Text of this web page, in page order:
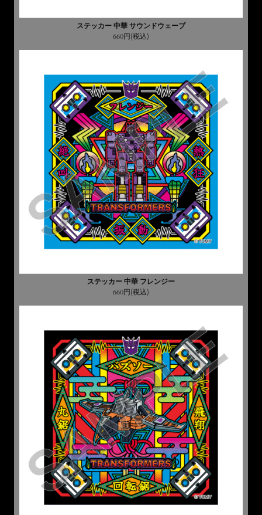
ステッカー 中華 サウンドウェーブ
660円(税込)
ステッカー 中華 フレンジー
660円(税込)